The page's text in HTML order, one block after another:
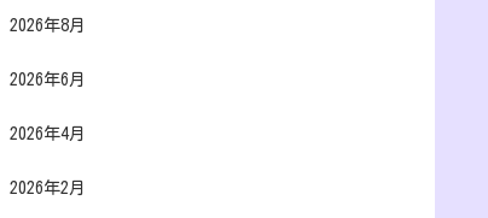
2026年8月
2026年6月
2026年4月
2026年2月